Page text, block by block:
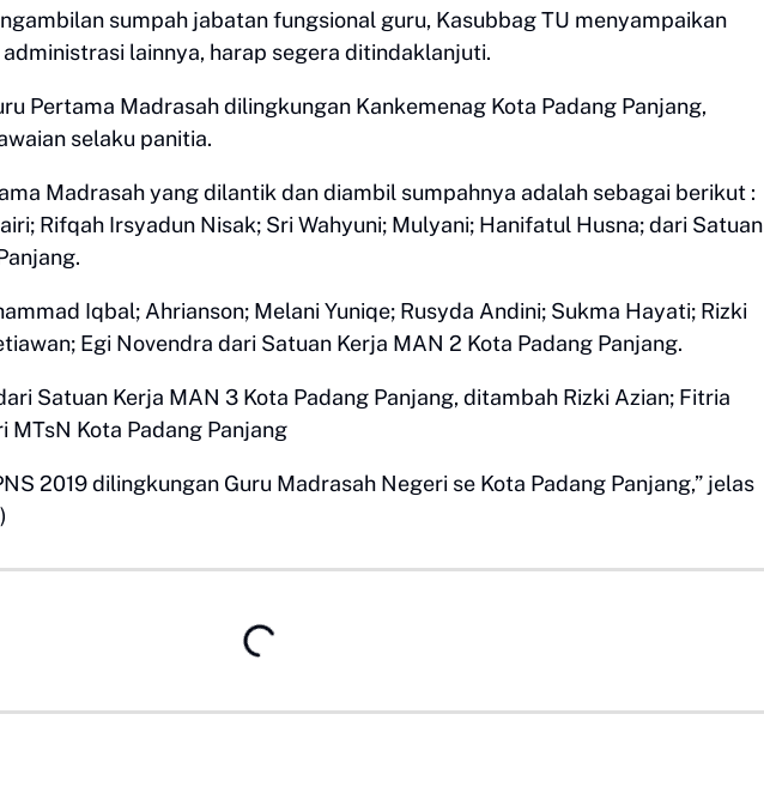
sumpah jabatan fungsional guru, Kasubbag TU menyampaikan
lainnya, harap segera ditindaklanjuti.
Pertama Madrasah dilingkungan Kankemenag Kota Padang Panjang,
selaku panitia.
Madrasah yang dilantik dan diambil sumpahnya adalah sebagai berikut :
Rifqah Irsyadun Nisak; Sri Wahyuni; Mulyani; Hanifatul Husna; dari Satuan
Iqbal; Ahrianson; Melani Yuniqe; Rusyda Andini; Sukma Hayati; Rizki
Egi Novendra dari Satuan Kerja MAN 2 Kota Padang Panjang.
Satuan Kerja MAN 3 Kota Padang Panjang, ditambah Rizki Azian; Fitria
MTsN Kota Padang Panjang
2019 dilingkungan Guru Madrasah Negeri se Kota Padang Panjang,” jelas